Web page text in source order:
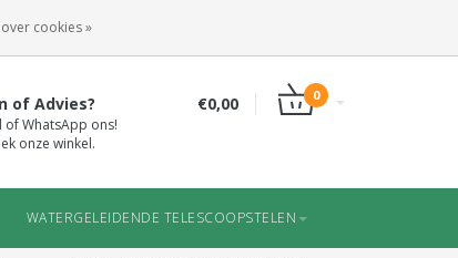
of Advies?
of WhatsApp ons!
onze winkel.
€0,00 0
WATERGELEIDENDE TELESCOOPSTELEN
cookies »